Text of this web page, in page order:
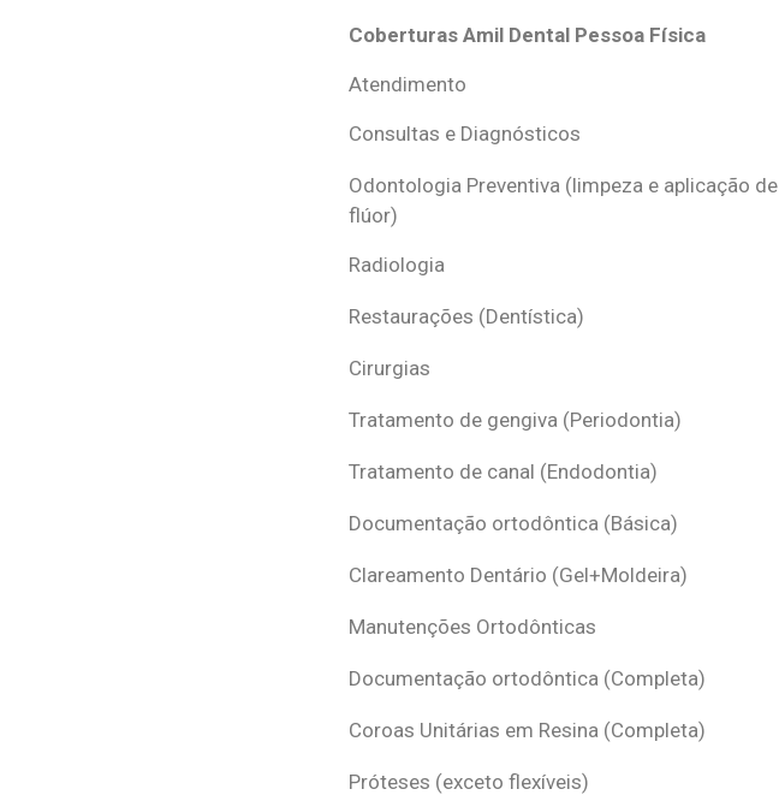
Coberturas Amil Dental Pessoa Física
Coberturas Amil Dental Pessoa Física
Atendimento
Consultas e Diagnósticos
Odontologia Preventiva (limpeza e aplicação de
flúor)
Radiologia
Restaurações (Dentística)
Cirurgias
Tratamento de gengiva (Periodontia)
Tratamento de canal (Endodontia)
Documentação ortodôntica (Básica)
Clareamento Dentário (Gel+Moldeira)
Manutenções Ortodônticas
Documentação ortodôntica (Completa)
Coroas Unitárias em Resina (Completa)
Próteses (exceto flexíveis)